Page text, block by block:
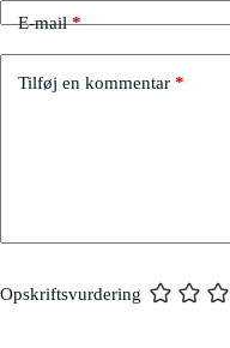
E-mail*
Tilføj en kommentar *
Opskriftsvurdering